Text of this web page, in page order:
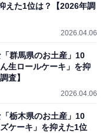
えた1位は？【2026年調
2026.04.06
群馬県のお土産」10
生ロールケーキ」を抑
査】
2026.04.06
栃木県のお土産」10
ケーキ」を抑えた1位